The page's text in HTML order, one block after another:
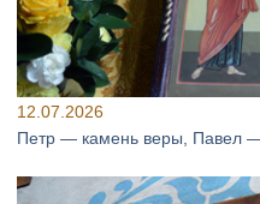
12.07.2026
Петр — камень веры, Павел